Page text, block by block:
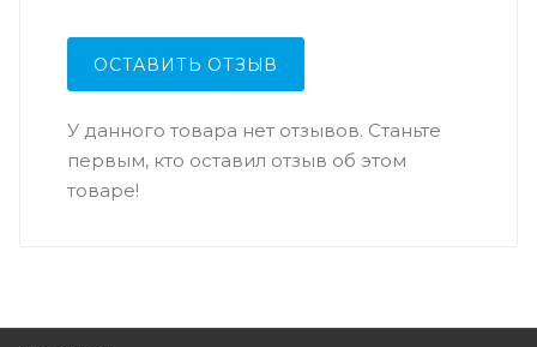
ОСТАВИТЬ ОТЗЫВ
У данного товара нет отзывов. Станьте
первым, кто оставил отзыв об этом
товаре!